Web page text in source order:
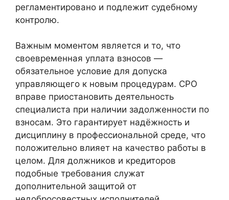
регламентировано и подлежит судебному
контролю.
Важным моментом является и то, что
своевременная уплата взносов —
обязательное условие для допуска
управляющего к новым процедурам. СРО
вправе приостановить деятельность
специалиста при наличии задолженности по
взносам. Это гарантирует надёжность и
дисциплину в профессиональной среде, что
положительно влияет на качество работы в
целом. Для должников и кредиторов
подобные требования служат
дополнительной защитой от